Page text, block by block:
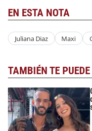
EN ESTA NOTA
Juliana Diaz Maxi
TAMBIÉN TE